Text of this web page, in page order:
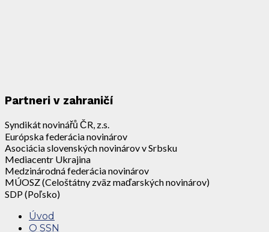
Partneri v zahraničí
Syndikát novinářů ČR, z.s.
Európska federácia novinárov
Asociácia slovenských novinárov v Srbsku
Mediacentr Ukrajina
Medzinárodná federácia novinárov
MÚOSZ (Celoštátny zväz maďarských novinárov)
SDP (Poľsko)
Úvod
O SSN